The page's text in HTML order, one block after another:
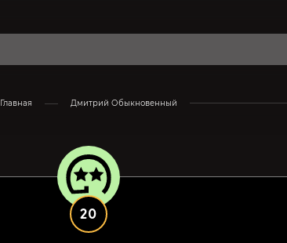
Главная Дмитрий Обыкновенный
20